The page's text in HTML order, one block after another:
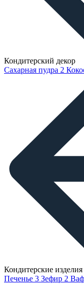
Кондитерский декор
Сахарная пудра 2
Кондитерские изделия
Печенье 3 Зефир 2